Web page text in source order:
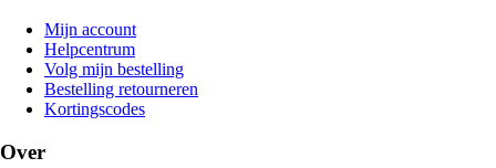
Mijn account
Helpcentrum
Volg mijn bestelling
Bestelling retourneren
Kortingscodes
Over